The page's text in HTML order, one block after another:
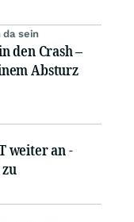
da sein
den Crash –
Absturz
weiter an -